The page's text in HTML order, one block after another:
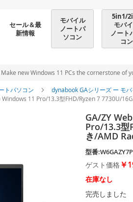
セール＆最
新情報
モバイル
ノートパ
ソコン
5in1/
モバ
ノート
コン
new Windows 11 PCs the cornerstone of
トパソコン dynabook GAシリーズ ー モ
11 Pro/13.3型FHD/Ryzen 7 7730U/
GA/ZY
Pro/13.3型
き/AMD
型番
ゲスト価格 ￥
在庫なし
完売しました